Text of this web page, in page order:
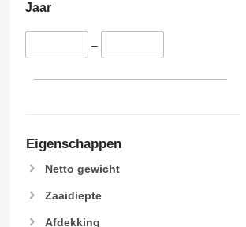
Jaar
–
Eigenschappen
Netto gewicht
Zaaidiepte
Afdekking